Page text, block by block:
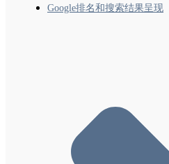
Google排名和搜索结果呈现